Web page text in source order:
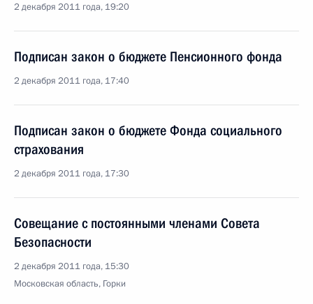
2 декабря 2011 года, 19:20
Подписан закон о бюджете Пенсионного фонда
2 декабря 2011 года, 17:40
Подписан закон о бюджете Фонда социального
страхования
2 декабря 2011 года, 17:30
Совещание с постоянными членами Совета
Безопасности
2 декабря 2011 года, 15:30
Московская область, Горки